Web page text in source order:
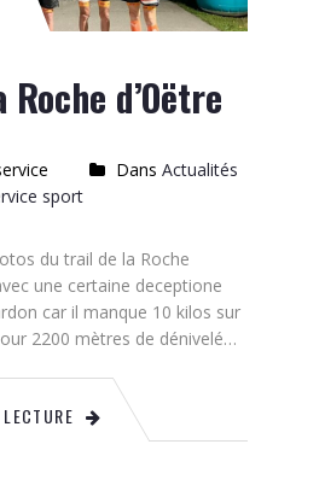
d’Oëtre
Dans Actualités
sport
du trail de la Roche
une certaine deceptione
car il manque 10 kilos sur
2200 mètres de dénivelé…